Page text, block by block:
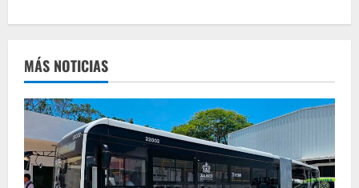
l
e
y
e
MÁS NOTICIAS